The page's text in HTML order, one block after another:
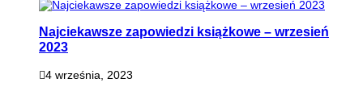
Najciekawsze zapowiedzi książkowe – wrzesień
2023
4 września, 2023